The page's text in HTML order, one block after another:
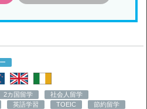
2カ国留学
社会人留学
英語学習 TOEIC
節約留学